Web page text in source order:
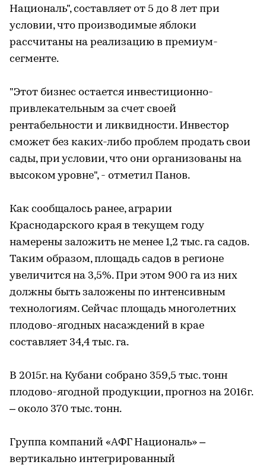
Националь", составляет от 5 до 8 лет при
условии, что производимые яблоки
рассчитаны на реализацию в премиум-
сегменте.
"Этот бизнес остается инвестиционно-
привлекательным за счет своей
рентабельности и ликвидности. Инвестор
сможет без каких-либо проблем продать свои
сады, при условии, что они организованы на
высоком уровне", - отметил Панов.
Как сообщалось ранее, аграрии
Краснодарского края в текущем году
намерены заложить не менее 1,2 тыс. га садов.
Таким образом, площадь садов в регионе
увеличится на 3,5%. При этом 900 га из них
должны быть заложены по интенсивным
технологиям. Сейчас площадь многолетних
плодово-ягодных насаждений в крае
составляет 34,4 тыс. га.
В 2015г. на Кубани собрано 359,5 тыс. тонн
плодово-ягодной продукции, прогноз на 2016г.
– около 370 тыс. тонн.
Группа компаний «АФГ Националь» –
вертикально интегрированный